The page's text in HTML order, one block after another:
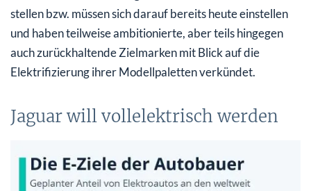
stellen bzw. müssen sich darauf bereits heute einstellen
und haben teilweise ambitionierte, aber teils hingegen
auch zurückhaltende Zielmarken mit Blick auf die
Elektrifizierung ihrer Modellpaletten verkündet.
Jaguar will vollelektrisch werden